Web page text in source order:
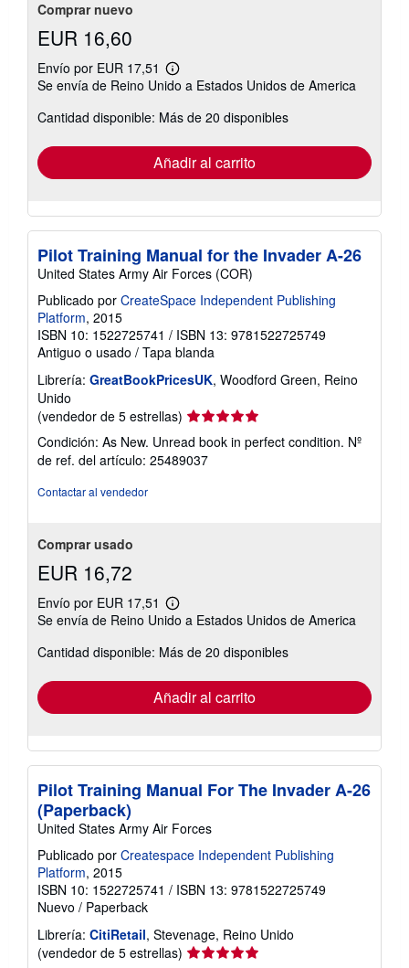
Comprar nuevo
EUR 16,60
Envío por EUR 17,51
Más
información
las
envío
Se envía de Reino Unido a Estados Unidos de America
Cantidad disponible: Más de 20 disponibles
Añadir al carrito
Pilot Training Manual for the Invader A-26
United States Army Air Forces (COR)
Publicado por CreateSpace Independent Publishing
Platform, 2015
ISBN 10: 1522725741 / ISBN 13: 9781522725749
Antiguo o usado / Tapa blanda
Librería: GreatBookPricesUK, Woodford Green, Reino
Unido
(vendedor de 5 estrellas) Calificación
del
vendedor:
5
Condición: As New. Unread book in perfect condition. Nº
de ref. del artículo: 25489037
Contactar al vendedor
Comprar usado
EUR 16,72
Envío por EUR 17,51
Más
información
las
envío
Se envía de Reino Unido a Estados Unidos de America
Cantidad disponible: Más de 20 disponibles
Añadir al carrito
Pilot Training Manual For The Invader A-26
(Paperback)
United States Army Air Forces
Publicado por Createspace Independent Publishing
Platform, 2015
ISBN 10: 1522725741 / ISBN 13: 9781522725749
Nuevo / Paperback
Librería: CitiRetail, Stevenage, Reino Unido
(vendedor de 5 estrellas) Calificación